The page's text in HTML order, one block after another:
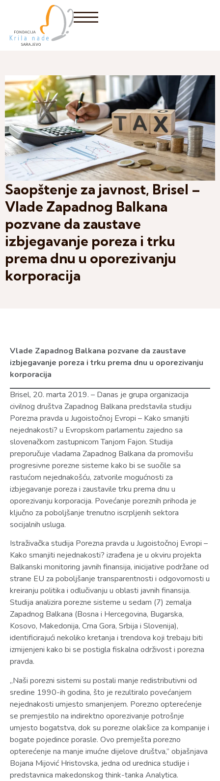
Saopštenje za javnost, Brisel –
Vlade Zapadnog Balkana
pozvane da zaustave
izbjegavanje poreza i trku
prema dnu u oporezivanju
korporacija
Vlade Zapadnog Balkana pozvane da zaustave
izbjegavanje poreza i trku prema dnu u oporezivanju
korporacija
Brisel, 20. marta 2019. – Danas je grupa organizacija
civilnog društva Zapadnog Balkana predstavila studiju
Porezna pravda u Jugoistočnoj Evropi – Kako smanjiti
nejednakosti? u Evropskom parlamentu zajedno sa
slovenačkom zastupnicom Tanjom Fajon. Studija
preporučuje vladama Zapadnog Balkana da promovišu
progresivne porezne sisteme kako bi se suočile sa
rastućom nejednakošću, zatvorile mogućnosti za
izbjegavanje poreza i zaustavile trku prema dnu u
oporezivanju korporacija. Povećanje poreznih prihoda je
ključno za poboljšanje trenutno iscrpljenih sektora
socijalnih usluga.
Istraživačka studija Porezna pravda u Jugoistočnoj Evropi –
Kako smanjiti nejednakosti? izrađena je u okviru projekta
Balkanski monitoring javnih finansija, inicijative podržane od
strane EU za poboljšanje transparentnosti i odgovornosti u
kreiranju politika i odlučivanju u oblasti javnih finansija.
Studija analizira porezne sisteme u sedam (7) zemalja
Zapadnog Balkana (Bosna i Hercegovina, Bugarska,
Kosovo, Makedonija, Crna Gora, Srbija i Slovenija),
identificirajući nekoliko kretanja i trendova koji trebaju biti
izmijenjeni kako bi se postigla fiskalna održivost i porezna
pravda.
„Naši porezni sistemi su postali manje redistributivni od
sredine 1990-ih godina, što je rezultiralo povećanjem
nejednakosti umjesto smanjenjem. Porezno opterećenje
se premjestilo na indirektno oporezivanje potrošnje
umjesto bogatstva, dok su porezne olakšice za kompanije i
bogate pojedince porasle. Ovo premješta porezno
opterećenje na manje imućne dijelove društva,” objašnjava
Bojana Mijović Hristovska, jedna od urednica studije i
predstavnica makedonskog think-tanka Analytica.